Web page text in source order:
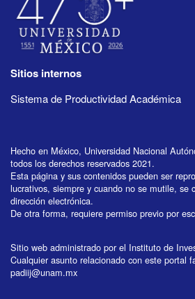
Sitios internos
Sistema de Productividad Académica
Hecho en México, Universidad Nacional
todos los derechos reservados 2021.
Esta página y sus contenidos pueden ser
lucrativos, siempre y cuando no se mutile, se
dirección electrónica.
De otra forma, requiere permiso previo por
Sitio web administrado por el Instituto de
Cualquier asunto relacionado con este portal
padiij@unam.mx